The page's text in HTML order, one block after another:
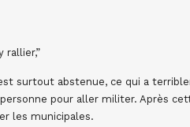
rallier,”
surtout abstenue, ce qui a
pour aller militer. Après
les municipales.